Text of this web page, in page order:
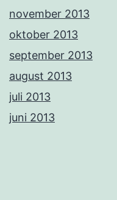
november 2013
oktober 2013
september 2013
august 2013
juli 2013
juni 2013